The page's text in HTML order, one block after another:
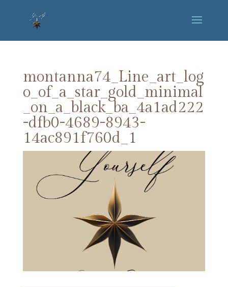
montanna74_Line_art_log
o_of_a_star_gold_minimal
_on_a_black_ba_4a1ad222
-dfb0-4689-8943-
14ac891f760d_1